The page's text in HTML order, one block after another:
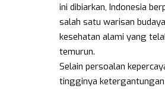
ini dibiarkan, Indonesia
salah satu warisan
kesehatan alami yang
temurun.
Selain persoalan
tingginya